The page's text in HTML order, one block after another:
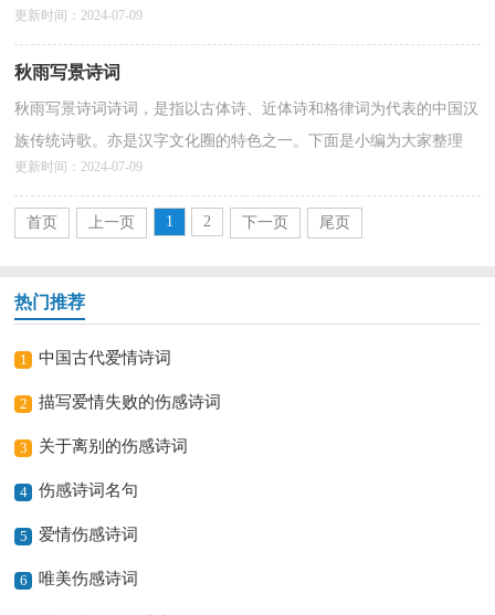
为大家整理的“秋季写景诗词（精选55句）”，仅供参考，欢...
更新时间：2024-07-09
秋雨写景诗词
秋雨写景诗词诗词，是指以古体诗、近体诗和格律词为代表的中国汉
族传统诗歌。亦是汉字文化圈的特色之一。下面是小编为大家整理
的“秋雨写景诗词”，仅供参考，欢迎大家阅读。1、...
更新时间：2024-07-09
首页 上一页 1 2 下一页 尾页
热门推荐
1 中国古代爱情诗词
2 描写爱情失败的伤感诗词
3 关于离别的伤感诗词
4 伤感诗词名句
5 爱情伤感诗词
6 唯美伤感诗词